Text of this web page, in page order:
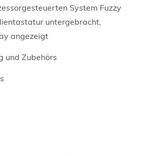
System Fuzzy
untergebracht,
angezeigt
und Zubehörs